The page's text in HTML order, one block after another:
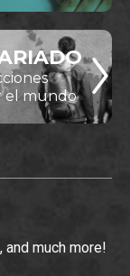
el mundo
much more!